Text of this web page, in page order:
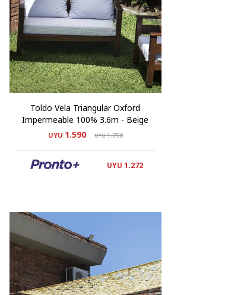
Toldo Vela Triangular Oxford
Impermeable 100% 3.6m - Beige
UYU 1.590 UYU1.790
UYU 1.272